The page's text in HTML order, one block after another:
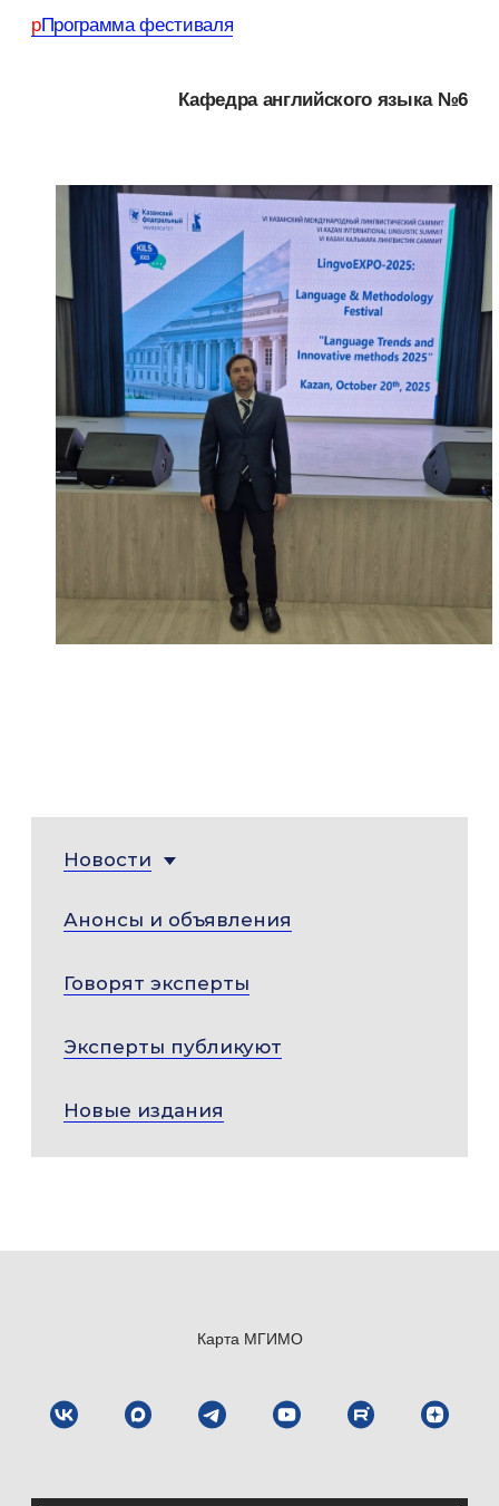
Программа фестиваля
Кафедра английского языка №6
Новости
Анонсы и объявления
Говорят эксперты
Эксперты публикуют
Новые издания
Карта МГИМО